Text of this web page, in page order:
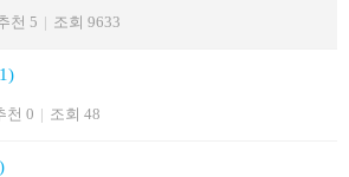
천 5 | 조회 9633
천 0 | 조회 48